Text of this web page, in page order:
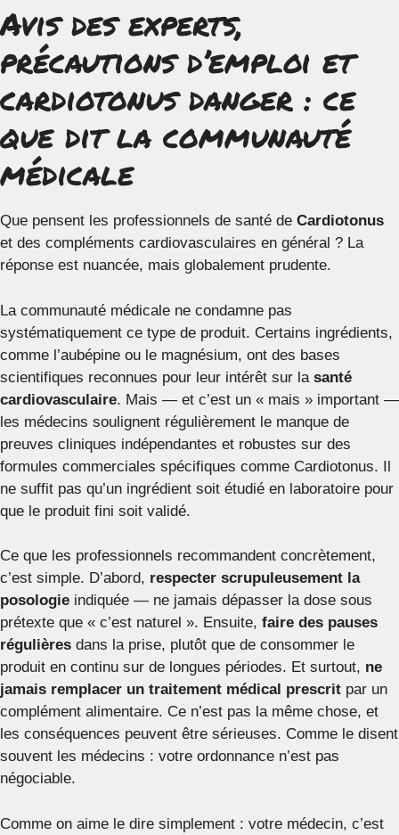
Avis des experts,
précautions d’emploi et
cardiotonus danger : ce
que dit la communauté
médicale
Que pensent les professionnels de santé de Cardiotonus
et des compléments cardiovasculaires en général ? La
réponse est nuancée, mais globalement prudente.
La communauté médicale ne condamne pas
systématiquement ce type de produit. Certains ingrédients,
comme l’aubépine ou le magnésium, ont des bases
scientifiques reconnues pour leur intérêt sur la santé
cardiovasculaire. Mais — et c’est un « mais » important —
les médecins soulignent régulièrement le manque de
preuves cliniques indépendantes et robustes sur des
formules commerciales spécifiques comme Cardiotonus. Il
ne suffit pas qu’un ingrédient soit étudié en laboratoire pour
que le produit fini soit validé.
Ce que les professionnels recommandent concrètement,
c’est simple. D’abord, respecter scrupuleusement la
posologie indiquée — ne jamais dépasser la dose sous
prétexte que « c’est naturel ». Ensuite, faire des pauses
régulières dans la prise, plutôt que de consommer le
produit en continu sur de longues périodes. Et surtout, ne
jamais remplacer un traitement médical prescrit par un
complément alimentaire. Ce n’est pas la même chose, et
les conséquences peuvent être sérieuses. Comme le disent
souvent les médecins : votre ordonnance n’est pas
négociable.
Comme on aime le dire simplement : votre médecin, c’est